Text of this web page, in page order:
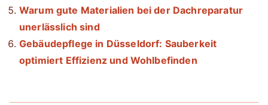
Warum gute Materialien bei der Dachreparatur
unerlässlich sind
Gebäudepflege in Düsseldorf: Sauberkeit
optimiert Effizienz und Wohlbefinden